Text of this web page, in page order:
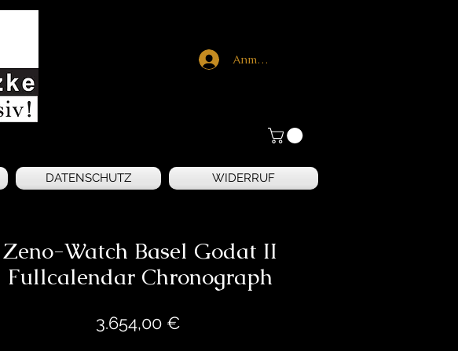
Anmelden
DATENSCHUTZ WIDERRUF
Zeno-Watch Basel Godat II
Fullcalendar Chronograph
3.654,00 €